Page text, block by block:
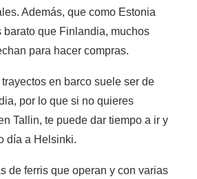
Además, que como Estonia
barato que Finlandia, muchos
para hacer compras.
en barco suele ser de
por lo que si no quieres
Tallin, te puede dar tiempo a ir y
día a Helsinki.
de ferris que operan y con varias